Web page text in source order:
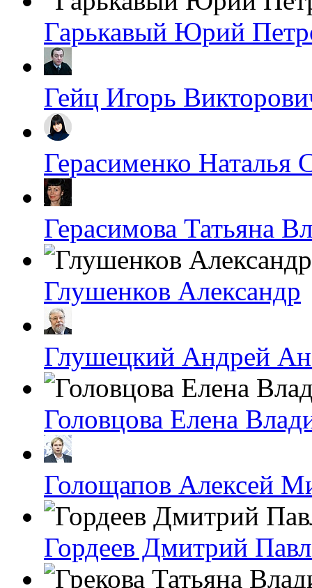
Гарькавый Юрий
Гейц Игорь
Герасименко Наталья
Герасимова Татьяна
Глушенков Александр
Глушецкий Андрей
Головцова Елена
Голощапов Алексей
Гордеев Дмитрий